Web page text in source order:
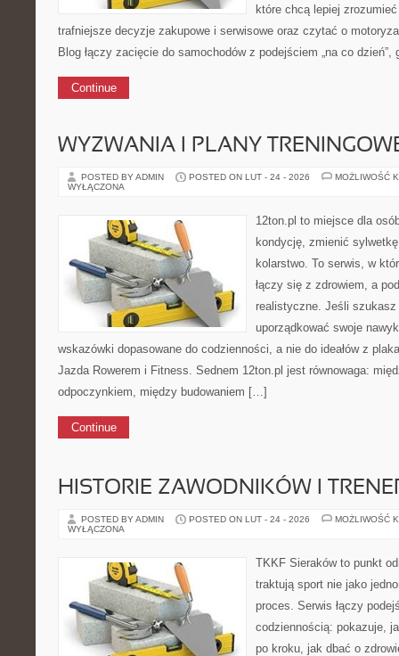
które chcą lepiej
trafniejsze decyzje zakupowe i serwisowe oraz czytać o
Blog łączy zacięcie do samochodów z podejściem „na co
Continue
WYZWANIA I PLANY
POSTED BY ADMIN POSTED ON LUT - 24 - 2026
MOŻLIWOŚĆ
WYŁĄCZONA
12ton.pl to miejsce dla
kondycję, zmienić
kolarstwo. To serwis, w
łączy się z zdrowiem, a
realistyczne. Jeśli
uporządkować swoje
wskazówki dopasowane do codzienności, a nie do ideałów z
Jazda Rowerem i Fitness. Sednem 12ton.pl jest równowaga:
odpoczynkiem, między budowaniem […]
Continue
HISTORIE ZAWODNIKÓW I
POSTED BY ADMIN POSTED ON LUT - 24 - 2026
MOŻLIWOŚĆ
WYŁĄCZONA
TKKF Sieraków to punkt
traktują sport nie jako
proces. Serwis łączy
codziennością: pokazuje,
po kroku, jak dbać o